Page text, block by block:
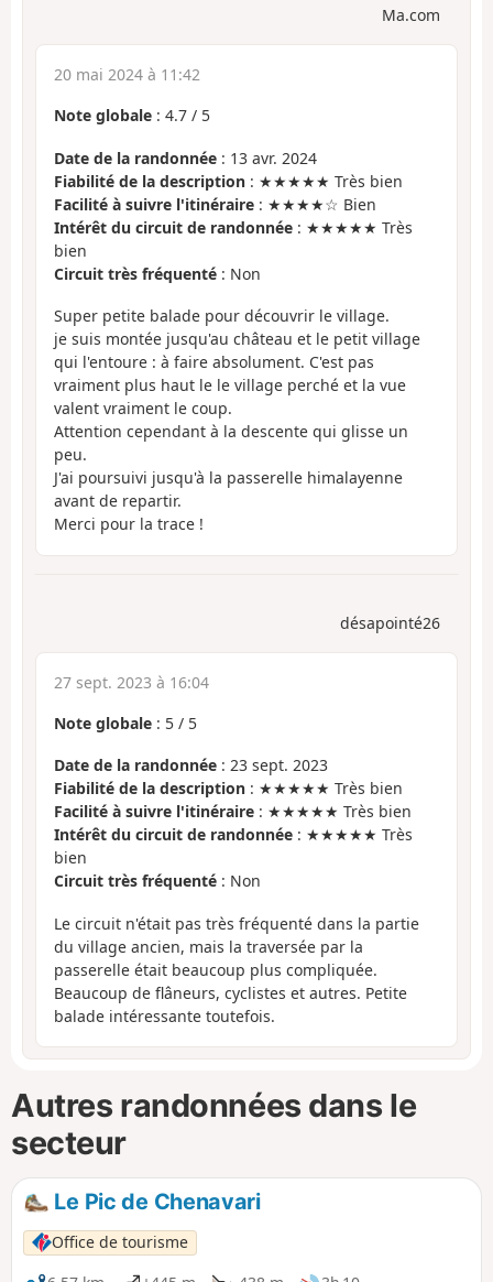
Ma.com
20 mai 2024 à 11:42
Note globale : 4.7 / 5
Date de la randonnée : 13 avr. 2024
Fiabilité de la description : ★★★★★ Très bien
Facilité à suivre l'itinéraire : ★★★★☆ Bien
Intérêt du circuit de randonnée : ★★★★★ Très
bien
Circuit très fréquenté : Non
Super petite balade pour découvrir le village.
je suis montée jusqu'au château et le petit village
qui l'entoure : à faire absolument. C'est pas
vraiment plus haut le le village perché et la vue
valent vraiment le coup.
Attention cependant à la descente qui glisse un
peu.
J'ai poursuivi jusqu'à la passerelle himalayenne
avant de repartir.
Merci pour la trace !
désapointé26
27 sept. 2023 à 16:04
Note globale : 5 / 5
Date de la randonnée : 23 sept. 2023
Fiabilité de la description : ★★★★★ Très bien
Facilité à suivre l'itinéraire : ★★★★★ Très bien
Intérêt du circuit de randonnée : ★★★★★ Très
bien
Circuit très fréquenté : Non
Le circuit n'était pas très fréquenté dans la partie
du village ancien, mais la traversée par la
passerelle était beaucoup plus compliquée.
Beaucoup de flâneurs, cyclistes et autres. Petite
balade intéressante toutefois.
Autres randonnées dans le
secteur
Le Pic de Chenavari
Office de tourisme